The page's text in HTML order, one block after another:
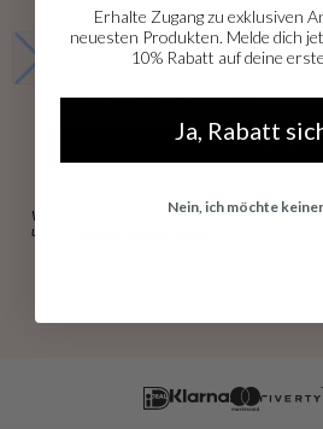
dames & heren
Für Damen Für
Weitere Informationen darüber, wie wir Ihre
unserer
Erhalte Zugang zu exklusiven
neuesten Produkten. Melde dich
10% Rabatt auf deine
Ja, Rabatt
Nein, ich möchte